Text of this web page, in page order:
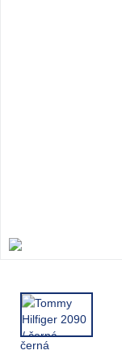
černá